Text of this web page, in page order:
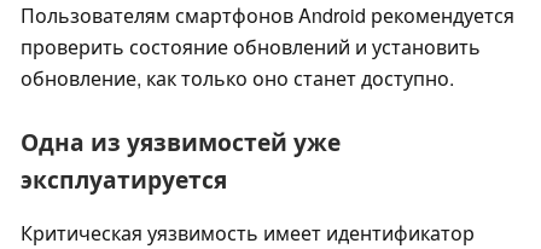
Пользователям смартфонов Android рекомендуется
проверить состояние обновлений и установить
обновление, как только оно станет доступно.
Одна из уязвимостей уже
эксплуатируется
Критическая уязвимость имеет идентификатор